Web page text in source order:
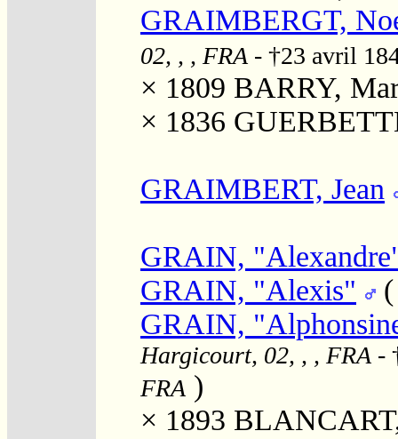
GRAIMBERGT,
02, , , FRA - †23 avril
× 1809 BARRY,
× 1836
GRAIMBERT, Jean
GRAIN,
GRAIN, "Alexis"
GRAIN,
Hargicourt, 02, , , FRA -
FRA )
× 1893